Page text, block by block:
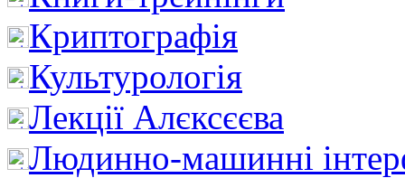
Криптографія
Культурологія
Лекції Алєксєєва
Людинно-машинні